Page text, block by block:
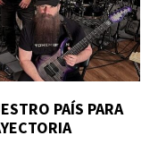
PAÍS PARA